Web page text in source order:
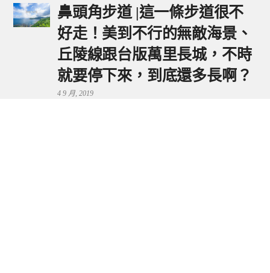
鼻頭角步道 |這一條步道很不
好走！美到不行的無敵海景、
丘陵線跟台版萬里長城，不時
就要停下來，到底還多長啊？
4 9 月, 2019